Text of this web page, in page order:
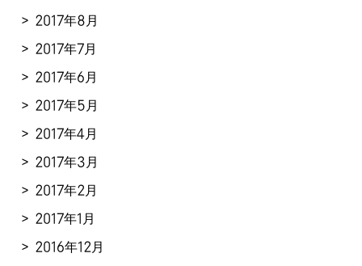
2017年8月
2017年7月
2017年6月
2017年5月
2017年4月
2017年3月
2017年2月
2017年1月
2016年12月